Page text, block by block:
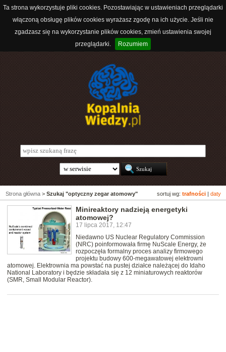
Ta strona wykorzystuje pliki cookies. Pozostawiając w ustawieniach przeglądarki
włączoną obsługę plików cookies wyrażasz zgodę na ich użycie. Jeśli nie
zgadzasz się na wykorzystanie plików cookies, zmień ustawienia swojej
przeglądarki.
Rozumiem
sortuj wg: trafności daty
Strona główna > Szukaj "optyczny zegar atomowy"
Minireaktory nadzieją energetyki
atomowej?
17 lipca 2017, 12:47
Niedawno US Nuclear Regulatory Commission
(NRC) poinformowała firmę NuScale Energy, że
rozpoczęła formalny proces analizy firmowego
projektu budowy 600-megawatowej elektrowni
atomowej. Elektrownia ma powstać na pustej działce należącej do Idaho
National Laboratory i będzie składała się z 12 miniaturowych reaktorów
(SMR, Small Modular Reactor).